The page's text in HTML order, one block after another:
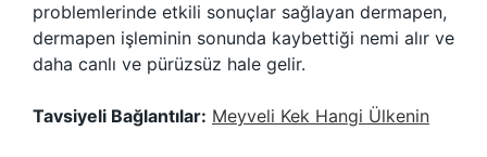
problemlerinde etkili sonuçlar sağlayan dermapen,
dermapen işleminin sonunda kaybettiği nemi alır ve
daha canlı ve pürüzsüz hale gelir.
Tavsiyeli Bağlantılar: Meyveli Kek Hangi Ülkenin